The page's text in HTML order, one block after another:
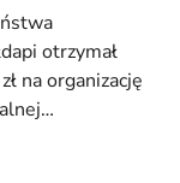
otrzymał
na organizację